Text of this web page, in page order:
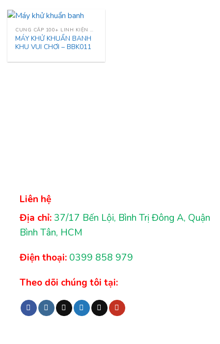
CUNG CẤP 100+ LINH KIỆN NHÀ LIÊN HOÀN
MÁY KHỬ KHUẨN BANH
KHU VUI CHƠI – BBK011
Liên hệ
Địa chỉ: 37/17 Bến Lội, Bình Trị Đông A, Quận
Bình Tân, HCM
Điện thoại: 0399 858 979
Theo dõi chúng tôi tại: